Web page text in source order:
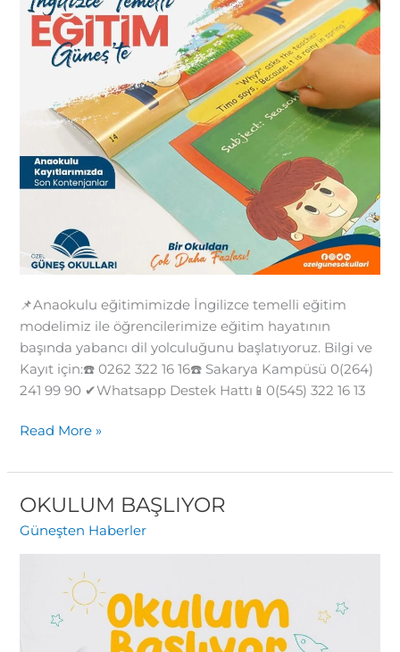
📌Anaokulu eğitimimizde İngilizce temelli eğitim
modelimiz ile öğrencilerimize eğitim hayatının
başında yabancı dil yolculuğunu başlatıyoruz. Bilgi ve
Kayıt için:☎️ 0262 322 16 16☎️ Sakarya Kampüsü 0(264)
241 99 90 ✔Whatsapp Destek Hattı📱0(545) 322 16 13
Read More »
OKULUM BAŞLIYOR
Güneşten Haberler
OKULUM
BAŞLIYOR